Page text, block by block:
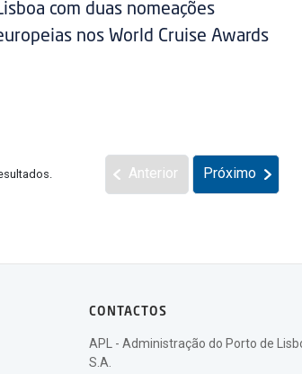
com duas nomeações
nos World Cruise Awards
Anterior Próximo
CONTACTOS
APL - Administração do Porto de
S.A.